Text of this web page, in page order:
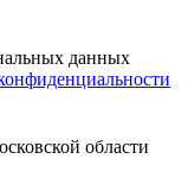
данных
области